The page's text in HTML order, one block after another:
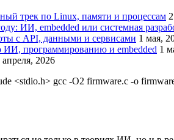
трек по Linux, памяти и процессам
ИИ, embedded или системная
с API, данными и сервисами 1 мая,
ИИ, программированию и embedded 1
апреля, 2026
<stdio.h> gcc -O2 firmware.c -o